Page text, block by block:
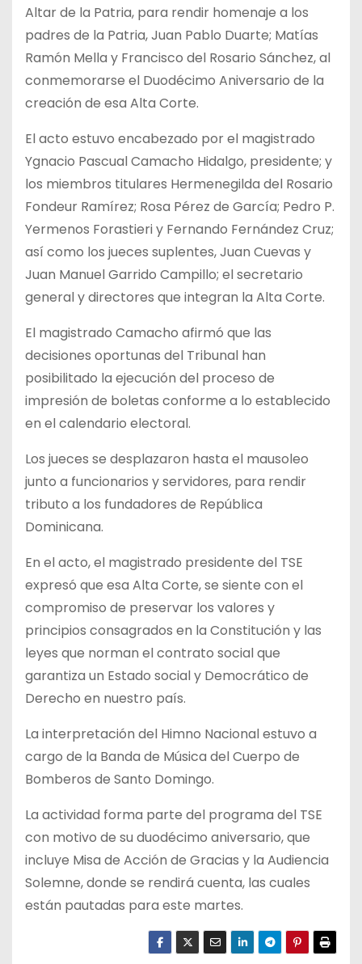
Altar de la Patria, para rendir homenaje a los
padres de la Patria, Juan Pablo Duarte; Matías
Ramón Mella y Francisco del Rosario Sánchez, al
conmemorarse el Duodécimo Aniversario de la
creación de esa Alta Corte.
El acto estuvo encabezado por el magistrado
Ygnacio Pascual Camacho Hidalgo, presidente; y
los miembros titulares Hermenegilda del Rosario
Fondeur Ramírez; Rosa Pérez de García; Pedro P.
Yermenos Forastieri y Fernando Fernández Cruz;
así como los jueces suplentes, Juan Cuevas y
Juan Manuel Garrido Campillo; el secretario
general y directores que integran la Alta Corte.
El magistrado Camacho afirmó que las
decisiones oportunas del Tribunal han
posibilitado la ejecución del proceso de
impresión de boletas conforme a lo establecido
en el calendario electoral.
Los jueces se desplazaron hasta el mausoleo
junto a funcionarios y servidores, para rendir
tributo a los fundadores de República
Dominicana.
En el acto, el magistrado presidente del TSE
expresó que esa Alta Corte, se siente con el
compromiso de preservar los valores y
principios consagrados en la Constitución y las
leyes que norman el contrato social que
garantiza un Estado social y Democrático de
Derecho en nuestro país.
La interpretación del Himno Nacional estuvo a
cargo de la Banda de Música del Cuerpo de
Bomberos de Santo Domingo.
La actividad forma parte del programa del TSE
con motivo de su duodécimo aniversario, que
incluye Misa de Acción de Gracias y la Audiencia
Solemne, donde se rendirá cuenta, las cuales
están pautadas para este martes.